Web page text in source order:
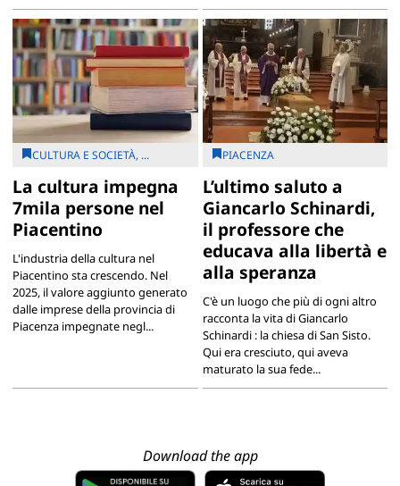
CULTURA E SOCIETÀ, ...
La cultura impegna
7mila persone nel
Piacentino
L'industria della cultura nel
Piacentino sta crescendo. Nel
2025, il valore aggiunto generato
dalle imprese della provincia di
Piacenza impegnate negl...
PIACENZA
L’ultimo saluto a
Giancarlo Schinardi,
il professore che
educava alla libertà e
alla speranza
C'è un luogo che più di ogni altro
racconta la vita di Giancarlo
Schinardi : la chiesa di San Sisto.
Qui era cresciuto, qui aveva
maturato la sua fede...
Download the app